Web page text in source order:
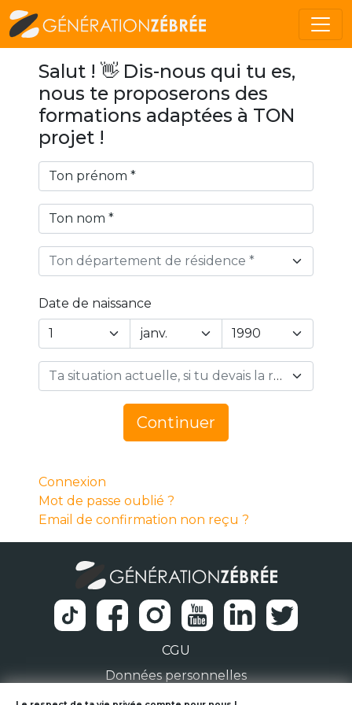
Salut ! 👋 Dis-nous qui tu es,
nous te proposerons des
formations adaptées à TON
projet !
Ton département de résidence *
Date de naissance
Year
Day
Ta situation actuelle, si tu devais la résumer en 1 mot… *
Continuer
Connexion
Mot de passe oublié ?
Email de confirmation non reçu ?
CGU
Données personnelles